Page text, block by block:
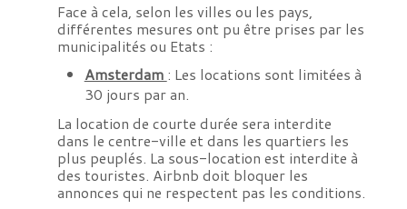
Face à cela, selon les villes ou les pays,
différentes mesures ont pu être prises par les
municipalités ou Etats :
Amsterdam : Les locations sont limitées à
30 jours par an.
La location de courte durée sera interdite
dans le centre-ville et dans les quartiers les
plus peuplés. La sous-location est interdite à
des touristes. Airbnb doit bloquer les
annonces qui ne respectent pas les conditions.